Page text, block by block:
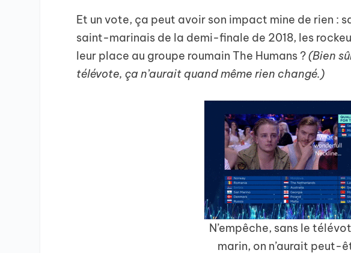
Et un vote, ça peut avoir son impact mine de rien :
saint-marinais de la demi-finale de 2018, les
leur place au groupe roumain The Humans ?(Bien
télévote, ça n’aurait quand même rien changé.)
N’empêche, sans le
marin, on n’aurait peut-